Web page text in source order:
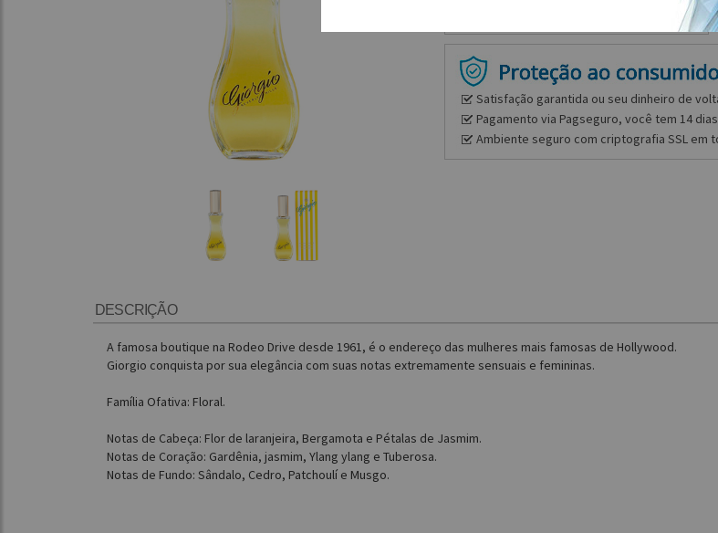
Satisfação garantida ou seu dinheiro de
Pagamento via Pagseguro, você tem 14
Ambiente seguro com criptografia SSL em
DESCRIÇÃO
A famosa boutique na Rodeo Drive desde 1961, é o endereço das mulheres mais famosas de Hollywood.
Giorgio conquista por sua elegância com suas notas extremamente sensuais e femininas.
Família Ofativa: Floral.
Notas de Cabeça: Flor de laranjeira, Bergamota e Pétalas de Jasmim.
Notas de Coração: Gardênia, jasmim, Ylang ylang e Tuberosa.
Notas de Fundo: Sândalo, Cedro, Patchoulí e Musgo.